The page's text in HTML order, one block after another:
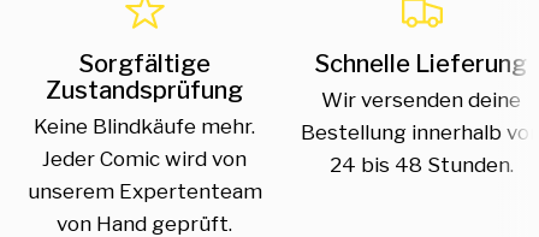
Sorgfältige
Zustandsprüfung
Keine Blindkäufe mehr.
Jeder Comic wird von
unserem Expertenteam
von Hand geprüft.
Schnelle Lieferung
Wir versenden deine
Bestellung innerhalb
24 bis 48 Stunden.